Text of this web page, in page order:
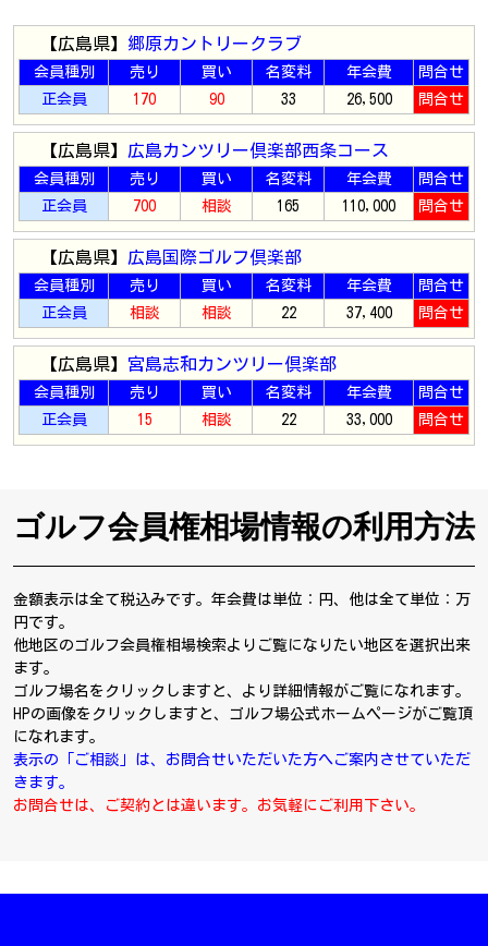
【広島県】 郷原カントリークラブ
会員種別 売り 買い 名変料 年会費
問合せ
正会員
170 90 33 26,500 問合せ
【広島県】 広島カンツリー倶楽部西条コース
会員種別 売り 買い 名変料 年会費
問合せ
正会員
700 相談 165 110,000 問合せ
【広島県】 広島国際ゴルフ倶楽部
会員種別 売り 買い 名変料 年会費
問合せ
正会員
相談 相談 22 37,400 問合せ
【広島県】 宮島志和カンツリー倶楽部
会員種別 売り 買い 名変料 年会費
問合せ
正会員
15 相談 22 33,000 問合せ
ゴルフ会員権相場情報の利用方法
金額表示は全て税込みです。年会費は単位：円、他は全て単位：万
円です。
他地区のゴルフ会員権相場検索よりご覧になりたい地区を選択出来
ます。
ゴルフ場名をクリックしますと、より詳細情報がご覧になれます。
HPの画像をクリックしますと、ゴルフ場公式ホームページがご覧頂
になれます。
表示の「ご相談」は、お問合せいただいた方へご案内させていただ
きます。
お問合せは、ご契約とは違います。お気軽にご利用下さい。